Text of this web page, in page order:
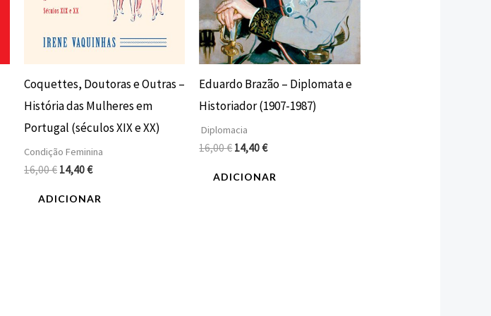
Coquettes, Doutoras e Outras –
História das Mulheres em
Portugal (séculos XIX e XX)
Condição Feminina
16,00€ 14,40€
ADICIONAR
Eduardo Brazão – Diplomata e
Historiador (1907-1987)
Diplomacia
16,00€14,40€
ADICIONAR